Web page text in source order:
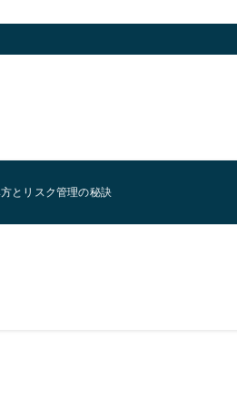
とリスク管理の秘訣